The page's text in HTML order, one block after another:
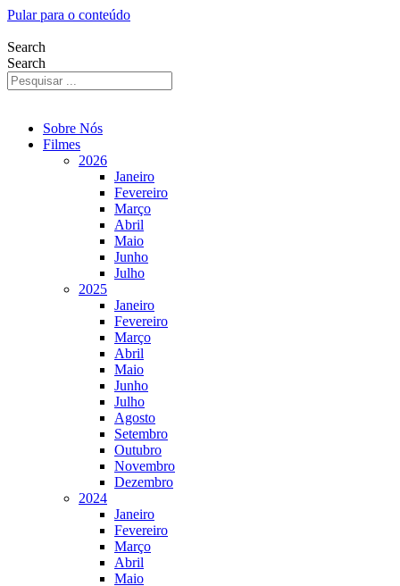
Pular para o conteúdo
Search
Search
Sobre Nós
Filmes
2026
Janeiro
Fevereiro
Março
Abril
Maio
Junho
Julho
2025
Janeiro
Fevereiro
Março
Abril
Maio
Junho
Julho
Agosto
Setembro
Outubro
Novembro
Dezembro
2024
Janeiro
Fevereiro
Março
Abril
Maio